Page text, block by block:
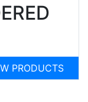
PRODUCTS